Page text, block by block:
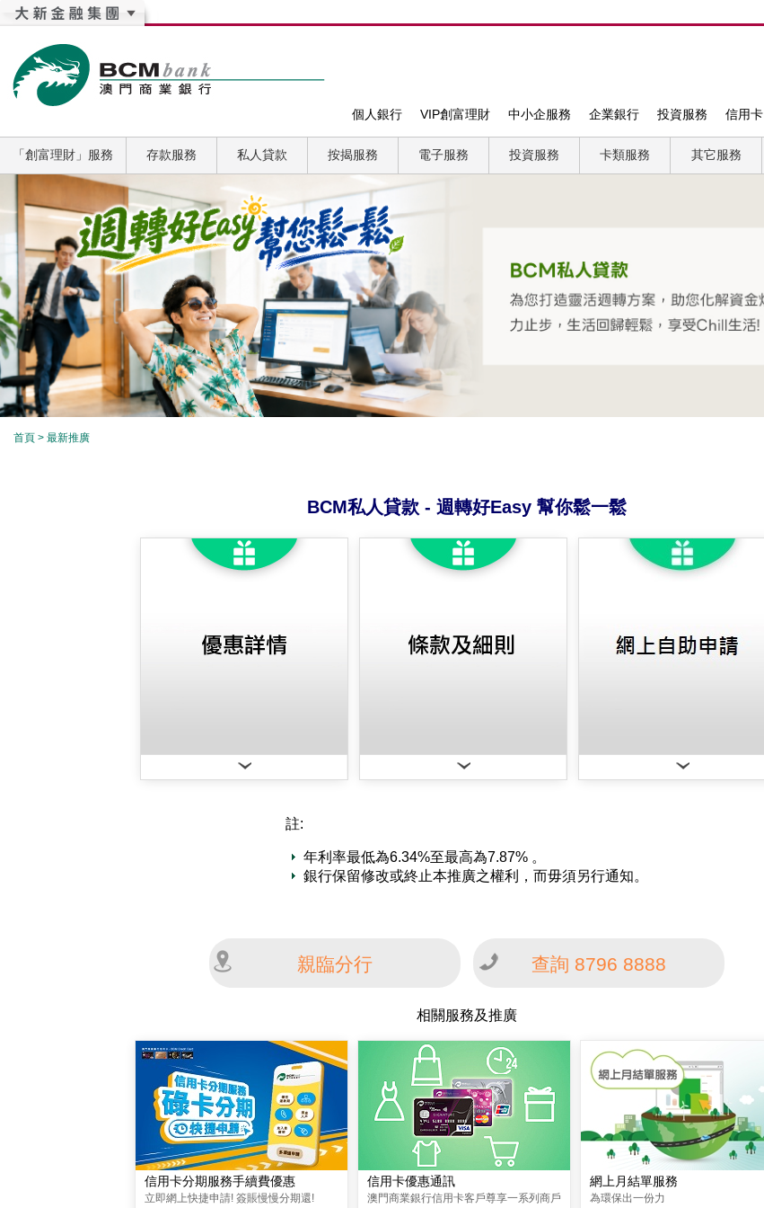
個人銀行 VIP創富理財 中小企服務 企業銀行 投資服務 信用卡
「創富理財」服務 存款服務 私人貸款 按揭服務 電子服務 投資服務 卡類服務 其它服務
首頁 > 最新推廣
BCM私人貸款 - 週轉好Easy 幫你鬆一鬆
註:
年利率最低為6.34%至最高為7.87% 。
銀行保留修改或終止本推廣之權利，而毋須另行通知。
親臨分行 查詢 8796 8888
相關服務及推廣
信用卡分期服務手續費優惠
立即網上快捷申請! 簽賬慢慢分期還!
信用卡優惠通訊
澳門商業銀行信用卡客戶尊享一系列商戶
網上月結單服務
為環保出一份力